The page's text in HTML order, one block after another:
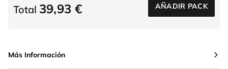
Total 39,93 € AÑADIR PACK
Más Información